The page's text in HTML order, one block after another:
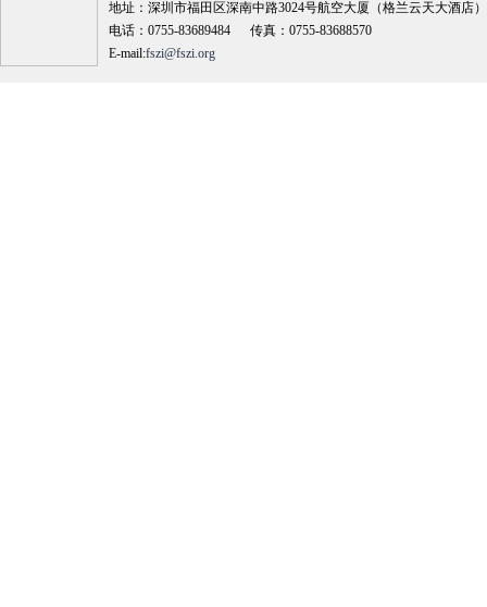
地址：深圳市福田区深南中路3024号航空大厦（格兰云天大酒店
电话：0755-83689484 传真：0755-83688570
E-mail:fszi@fszi.org